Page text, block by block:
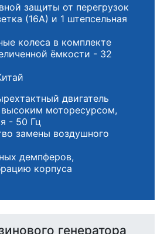
защиты от перегрузок
(16А) и 1 штепсельная
колеса в комплекте
ёмкости - 32
двигатель
высоким моторесурсом,
- 50 Гц
замены воздушного
демпферов,
корпуса
генератора